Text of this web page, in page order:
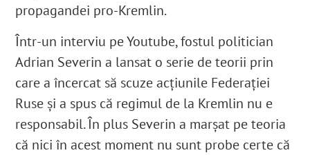
propagandei pro-Kremlin.
Într-un interviu peYoutube, fostul politician
Adrian Severin a lansat o serie de teorii prin
care a încercat să scuze acțiunile Federației
Ruse și a spus că regimul de la Kremlin nu e
responsabil. În plus Severin a marșat pe teoria
că nici în acest moment nu sunt probe certe că